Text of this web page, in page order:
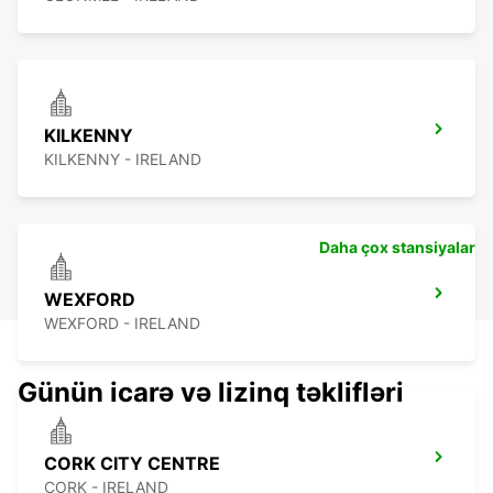
KILKENNY
KILKENNY - IRELAND
WEXFORD
WEXFORD - IRELAND
CORK CITY CENTRE
CORK - IRELAND
Daha çox stansiyalar
Günün icarə və lizinq təklifləri